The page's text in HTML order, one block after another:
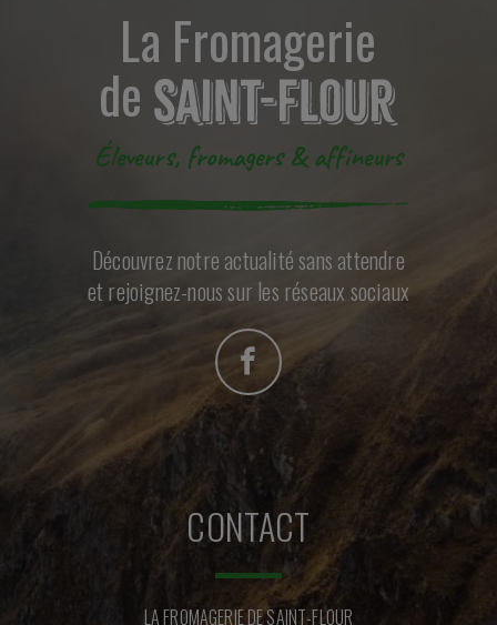
La Fromagerie
de
Éleveurs, fromagers & affineurs
Découvrez notre actualité sans attendre
et rejoignez-nous sur les réseaux sociaux
CONTACT
LA FROMAGERIE DE SAINT-FLOUR